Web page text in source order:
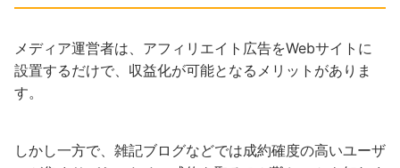
メディア運営者は、アフィリエイト広告をWebサイトに
設置するだけで、収益化が可能となるメリットがありま
す。
しかし一方で、雑記ブログなどでは成約確度の高いユーザ